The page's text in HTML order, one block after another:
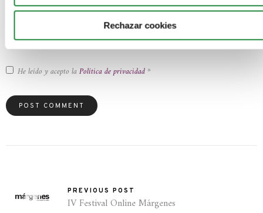
Rechazar cookies
- También puedes ponerte en contacto con nuestro Delegado de Protección de
dpd@estudiosabiertos.com
: Puedes consultar la información adicional y detallada sobre
nuestra política de privacidad
He leído y acepto la Política de privacidad*
PREVIOUS POST
IV Festival Online Márgenes